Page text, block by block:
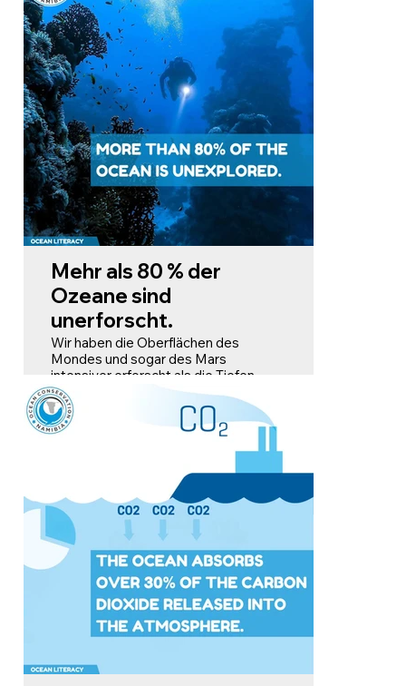
Leben im Meer und die Gesundheit
unseres Planeten.
Würde man das gesamte Salz des
Ozeans über Land verteilen,
entstünde eine 152 Meter dicke
Salzschicht!
Mehr als 80 % der
Ozeane sind
unerforscht.
Wir haben die Oberflächen des
Mondes und sogar des Mars
intensiver erforscht als die Tiefen
unserer eigenen Ozeane! Obwohl sie
über 70 % der Erdoberfläche
bedecken, sind unsere Ozeane
Wissenschaftler gehen davon aus,
dass mehr als 90 % der Meeresarten
noch unentdeckt sind und
möglicherweise Hunderttausende bis
Millionen von Arten umfassen.